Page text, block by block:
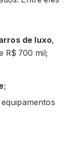
de luxo,
R$ 700 mil;
;